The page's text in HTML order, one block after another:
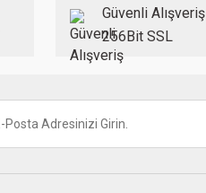
Güvenli Alışveriş
256Bit SSL